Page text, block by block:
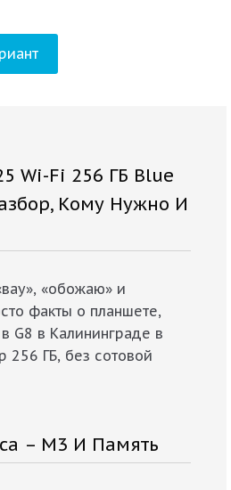
Wi-Fi 256 ГБ Blue
Кому Нужно И
«обожаю» и
факты о планшете,
G8 в Калининграде в
256 ГБ, без сотовой
– M3 И Память